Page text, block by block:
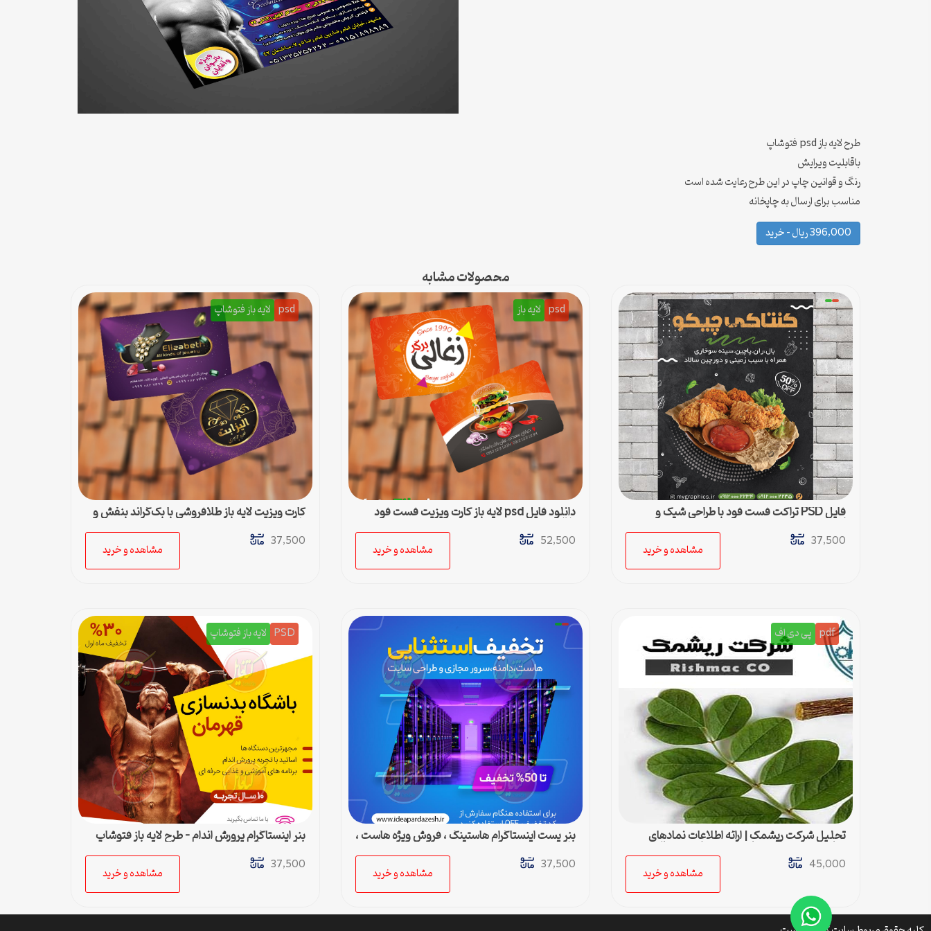
طرح لایه باز psd فتوشاپ
باقابلیت ویرایش
رنگ و قوانین چاپ در این طرح رعایت شده است
مناسب برای ارسال به چاپخانه
396,000 ریال – خرید
محصولات مشابه
فایل PSD تراکت فست فود با طراحی شیک و
37,500
مشاهده و خرید
psd لایه باز
دانلود فایل psd لایه باز کارت ویزیت فست فود
52,500
مشاهده و خرید
psd لایه باز فتوشاپ
کارت ویزیت لایه باز طلافروشی با بک‌گراند بنفش و
37,500
مشاهده و خرید
pdf پی دی اف
تحلیل شرکت ریشمک | ارائه اطلاعات نمادهای
45,000
مشاهده و خرید
بنر پست اینستاگرام هاستینگ ، فروش ویژه هاست ،
37,500
مشاهده و خرید
PSD لایه باز فتوشاپ
بنر اینستاگرام پرورش اندام – طرح لایه باز فتوشاپ
37,500
مشاهده و خرید